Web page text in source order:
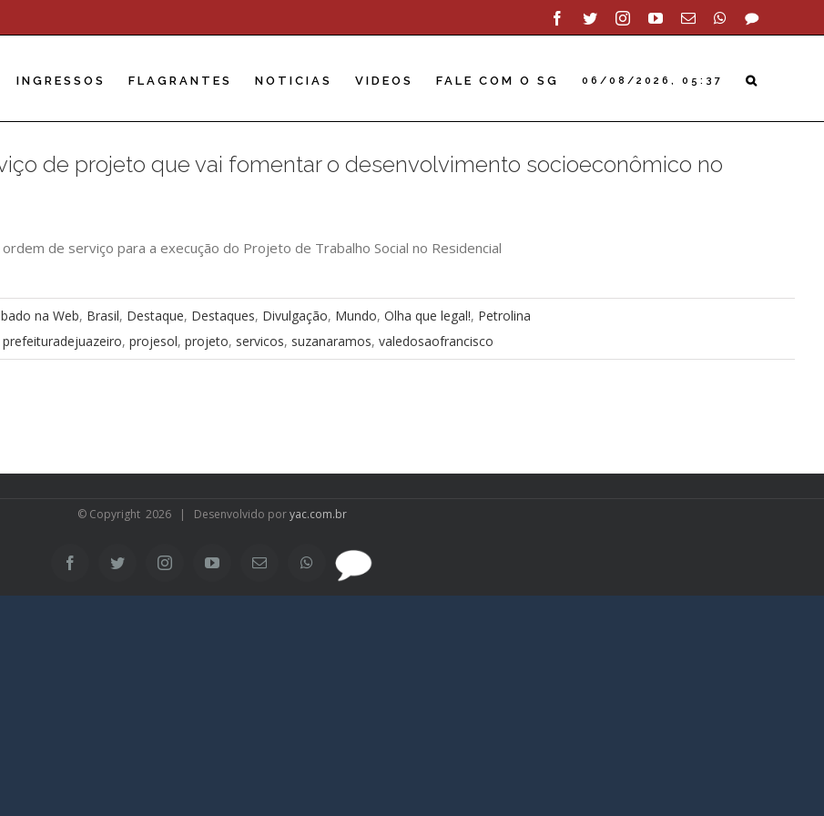
Facebook
TwitterInstagramYouTube
Email WhatsApp
SAC
INGRESSOS FLAGRANTES NOTICIAS VIDEOS FALE COM O SG 06/08/2026, 05:37
de projeto que vai fomentar o desenvolvimento socioeconômico no
de serviço para a execução do Projeto de Trabalho Social no Residencial
na Web, Brasil, Destaque, Destaques, Divulgação, Mundo, Olha que legal!, Petrolina
prefeituradejuazeiro, projesol, projeto, servicos, suzanaramos, valedosaofrancisco
© Copyright 2026 | Desenvolvido poryac.com.br
FacebookTwitter InstagramYouTubeEmail WhatsApp
SAC